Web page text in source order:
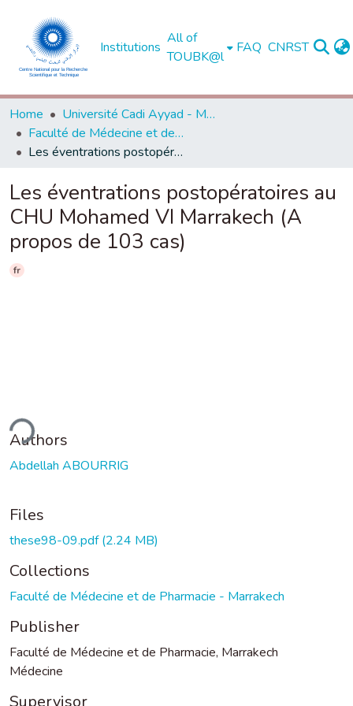
Institutions
All of
TOUBK@l
FAQ CNRST
Home
Université Cadi Ayyad - Marrakech
Faculté de Médecine et de Pharmacie - Marrakech
Les éventrations postopératoires au CHU Mohamed VI Marrakech (A propos de 103 cas)
Les éventrations postopératoires au
CHU Mohamed VI Marrakech (A
propos de 103 cas)
fr
Authors
Abdellah ABOURRIG
Files
these98-09.pdf(2.24 MB)
Collections
Faculté de Médecine et de Pharmacie - Marrakech
Publisher
Faculté de Médecine et de Pharmacie, Marrakech
Médecine
Supervisor